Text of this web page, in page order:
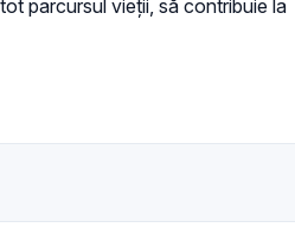
parcursul vieții, să contribuie la